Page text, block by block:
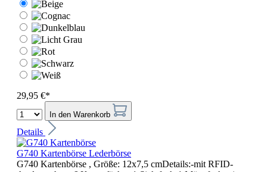
29,95 €*
In den Warenkorb
Details
G740 Kartenbörse Lederbörse
G740 Kartenbörse , Größe: 12x7,5 cmDetails:-mit RFID-